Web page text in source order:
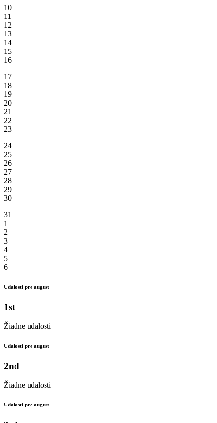
10
11
12
13
14
15
16
17
18
19
20
21
22
23
24
25
26
27
28
29
30
31
1
2
3
4
5
6
Udalosti pre august
1st
Žiadne udalosti
Udalosti pre august
2nd
Žiadne udalosti
Udalosti pre august